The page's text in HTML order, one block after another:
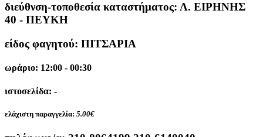
διεύθνση-τοποθεσία καταστήματος: Λ. ΕΙΡΗΝΗΣ
40 - ΠΕΥΚΗ
είδος φαγητού: ΠΙΤΣΑΡΙΑ
ωράριο: 12:00 - 00:30
ιστοσελίδα: -
ελάχιστη παραγγελία: 5.00€